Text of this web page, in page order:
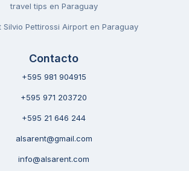
travel tips en Paraguay
Silvio Pettirossi Airport en Paraguay
Contacto
+595 981 904915
+595 971 203720
+595 21 646 244
alsarent@gmail.com
info@alsarent.com